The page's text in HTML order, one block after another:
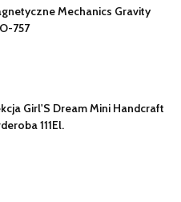
Mechanics Gravity
757
Girl'S Dream Mini Handcraft
111El.